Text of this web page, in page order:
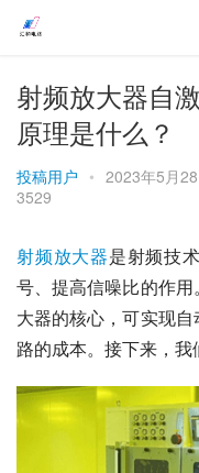
射频放大器自
原理是什么？
投稿用户 • 2023年5月
3529
射频放大器是射频技
号、提高信噪比的作
大器的核心，可实现
路的成本。接下来，我